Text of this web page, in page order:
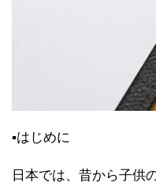
▪はじめに
日本では、昔から子供